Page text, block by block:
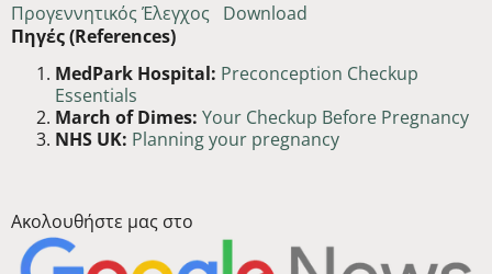
Προγεννητικός Έλεγχος
Download
Πηγές (References)
MedPark Hospital: Preconception Checkup
Essentials
March of Dimes: Your Checkup Before Pregnancy
NHS UK: Planning your pregnancy
Ακολουθήστε μας στο